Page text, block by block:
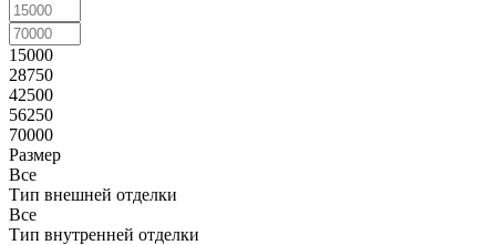
15000
28750
42500
56250
70000
Размер
Все
Тип внешней отделки
Все
Тип внутренней отделки